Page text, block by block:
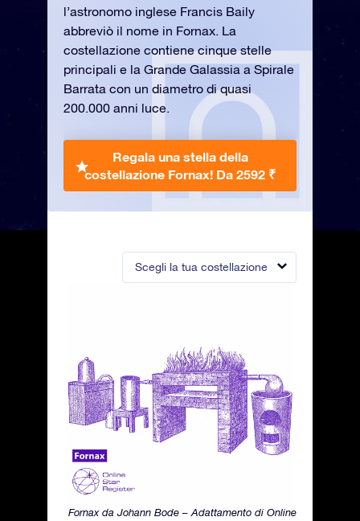
Scegli la tua costellazione
Fornax da Johann Bode – Adattamento di Online
l’astronomo inglese Francis Baily
abbreviò il nome in Fornax. La
costellazione contiene cinque stelle
principali e la Grande Galassia a Spirale
Barrata con un diametro di quasi
200.000 anni luce.
Regala una stella della
costellazione Fornax! Da 2592 ₹